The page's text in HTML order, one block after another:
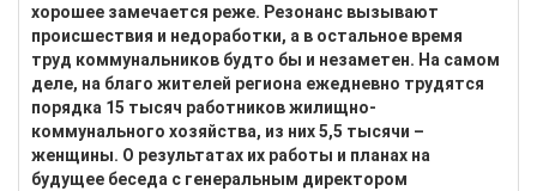
хорошее замечается реже. Резонанс вызывают
происшествия и недоработки, а в остальное время
труд коммунальников будто бы и незаметен. На самом
деле, на благо жителей региона ежедневно трудятся
порядка 15 тысяч работников жилищно-
коммунального хозяйства, из них 5,5 тысячи –
женщины. О результатах их работы и планах на
будущее беседа с генеральным директором